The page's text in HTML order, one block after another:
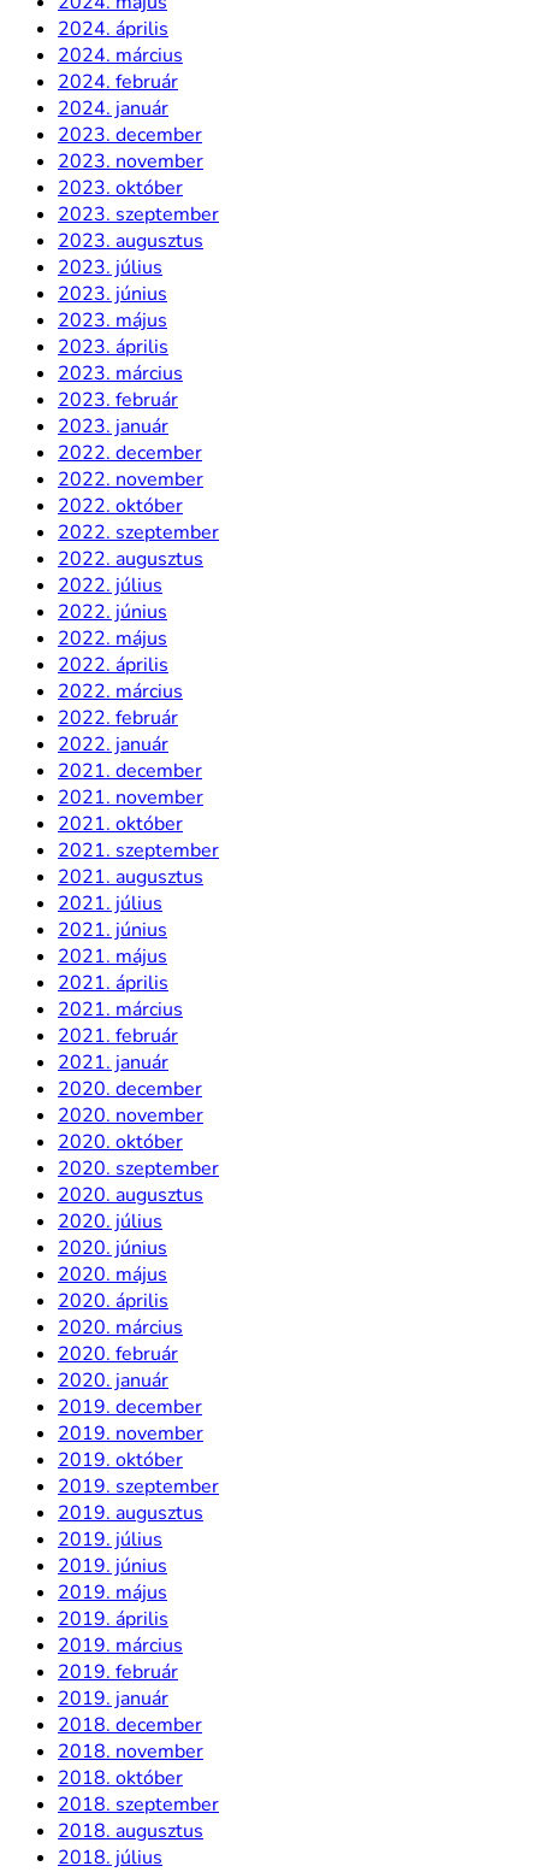
2024. április
2024. március
2024. február
2024. január
2023. december
2023. november
2023. október
2023. szeptember
2023. augusztus
2023. július
2023. június
2023. május
2023. április
2023. március
2023. február
2023. január
2022. december
2022. november
2022. október
2022. szeptember
2022. augusztus
2022. július
2022. június
2022. május
2022. április
2022. március
2022. február
2022. január
2021. december
2021. november
2021. október
2021. szeptember
2021. augusztus
2021. július
2021. június
2021. május
2021. április
2021. március
2021. február
2021. január
2020. december
2020. november
2020. október
2020. szeptember
2020. augusztus
2020. július
2020. június
2020. május
2020. április
2020. március
2020. február
2020. január
2019. december
2019. november
2019. október
2019. szeptember
2019. augusztus
2019. július
2019. június
2019. május
2019. április
2019. március
2019. február
2019. január
2018. december
2018. november
2018. október
2018. szeptember
2018. augusztus
2018. július